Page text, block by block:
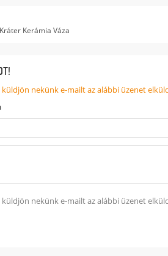
Kráter Kerámia Váza
nekünk e-mailt az alábbi üzenet
nekünk e-mailt az alábbi üzenet